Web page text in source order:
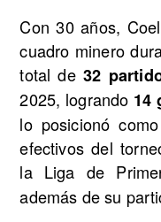
Con 30 años,
cuadro minero
total de32
2025, logrando 14
lo posicionó
efectivos del
la Liga de
además de su